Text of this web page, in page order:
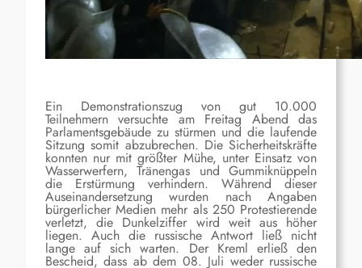
Ein Demonstrationszug von gut 10.000
Teilnehmern versuchte am Freitag Abend das
Parlamentsgebäude zu stürmen und die laufende
Sitzung somit abzubrechen. Die Sicherheitskräfte
konnten nur mit größter Mühe, unter Einsatz von
Wasserwerfern, Tränengas und Gummiknüppeln
die Erstürmung verhindern. Während dieser
Auseinandersetzung wurden nach Angaben
bürgerlicher Medien mehr als 250 Protestierende
verletzt, die Dunkelziffer wird weit aus höher
liegen. Auch die russische Antwort ließ nicht
lange auf sich warten. Der Kreml erließ den
Bescheid, dass ab dem 08. Juli weder russische